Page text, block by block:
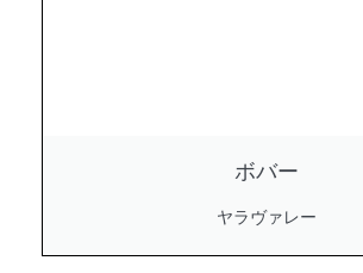
ボバー
ヤラヴァレー